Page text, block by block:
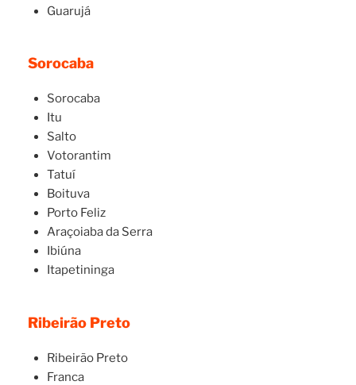
Guarujá
Sorocaba
Sorocaba
Itu
Salto
Votorantim
Tatuí
Boituva
Porto Feliz
Araçoiaba da Serra
Ibiúna
Itapetininga
Ribeirão Preto
Ribeirão Preto
Franca